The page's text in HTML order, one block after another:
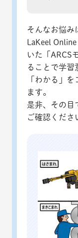
そんなお悩み
LaKeel
いた「ARCS
ることで学習
「わかる」
ます。
是非、その目
ご確認くださ